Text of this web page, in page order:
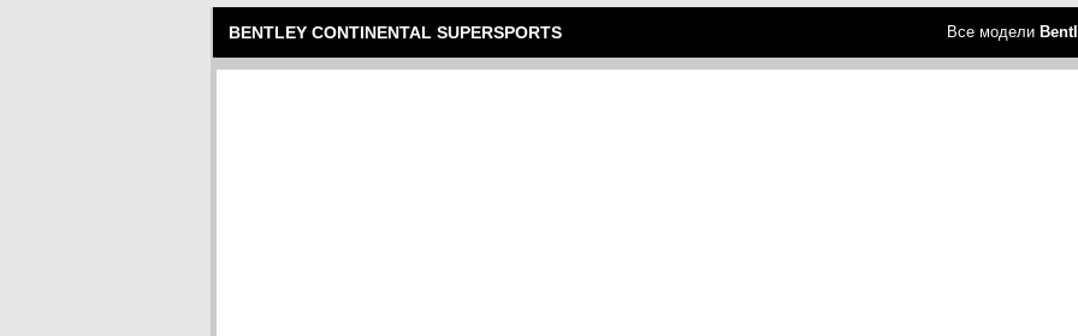
BENTLEY CONTINENTAL SUPERSPORTS Все модели